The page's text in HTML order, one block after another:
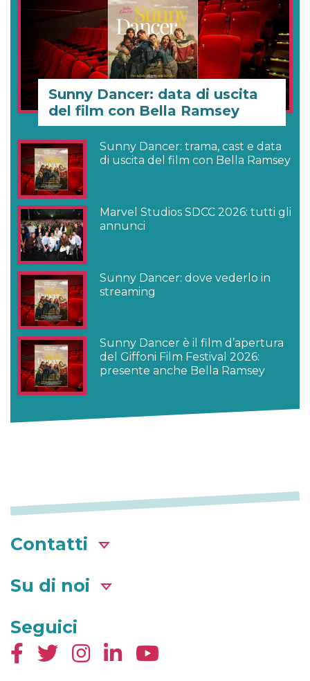
Sunny Dancer: data di uscita
del film con Bella Ramsey
Sunny Dancer: trama, cast e data
di uscita del film con Bella Ramsey
Marvel Studios SDCC 2026: tutti gli
annunci
Sunny Dancer: dove vederlo in
streaming
Sunny Dancer è il film d’apertura
del Giffoni Film Festival 2026:
presente anche Bella Ramsey
Contatti
Su di noi
Seguici